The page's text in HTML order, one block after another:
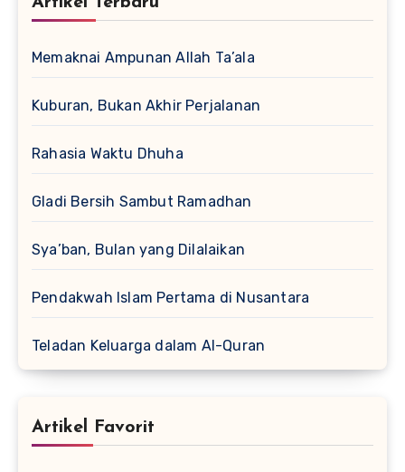
Memaknai Ampunan Allah Ta’ala
Kuburan, Bukan Akhir Perjalanan
Rahasia Waktu Dhuha
Gladi Bersih Sambut Ramadhan
Sya’ban, Bulan yang Dilalaikan
Pendakwah Islam Pertama di Nusantara
Teladan Keluarga dalam Al-Quran
Artikel Favorit